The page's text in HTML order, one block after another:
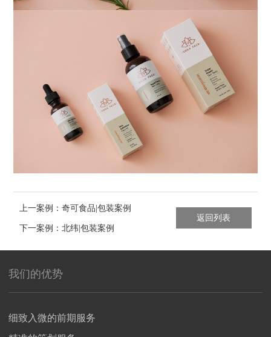
上一案例：奇可食品|包装案例
下一案例：北纬|包装案例
返回列表
我们的优势
细致入微的前期服务